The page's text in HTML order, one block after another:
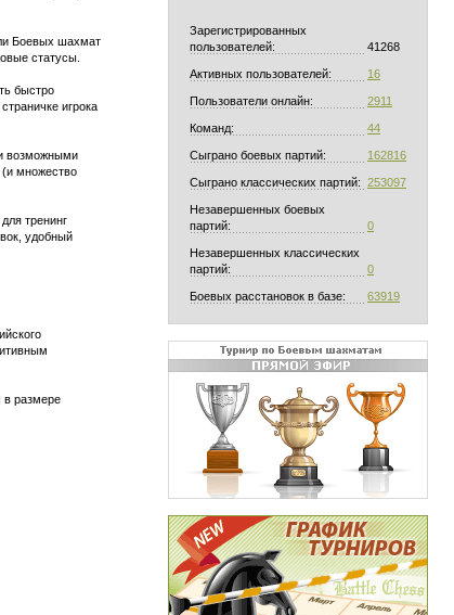
Боевых шахмат
статусы.
быстро
игрока
возможными
(и множество
тренинг
удобный
в размере
Зарегистрированных
пользователей:
41268
Активных пользователей: 16
Пользователи онлайн: 2911
Команд: 44
Сыграно боевых партий: 162816
Сыграно классических партий: 253097
Незавершенных боевых
партий:
0
Незавершенных классических
партий:
0
Боевых расстановок в базе: 63919